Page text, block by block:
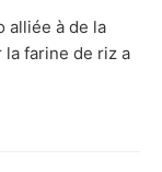
alliée à de la
farine de riz a